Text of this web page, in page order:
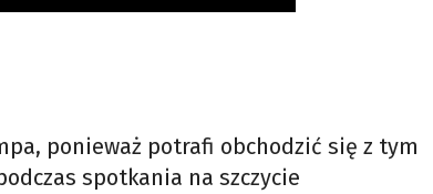
ponieważ potrafi obchodzić się z tym
spotkania na szczycie